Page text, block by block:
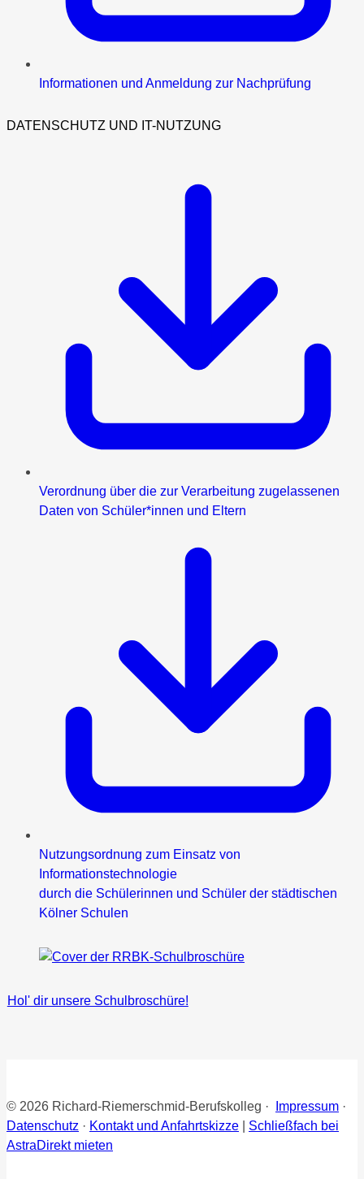
Informationen und Anmeldung zur Nachprüfung
DATENSCHUTZ UND IT-NUTZUNG
Verordnung über die zur Verarbeitung zugelassenen
Daten von Schüler*innen und Eltern
Nutzungsordnung zum Einsatz von
Informationstechnologie
durch die Schülerinnen und Schüler der städtischen
Kölner Schulen
Hol' dir unsere Schulbroschüre!
© 2026 Richard-Riemerschmid-Berufskolleg · Impressum ·
Datenschutz · Kontakt und Anfahrtskizze
Schließfach bei
AstraDirekt mieten